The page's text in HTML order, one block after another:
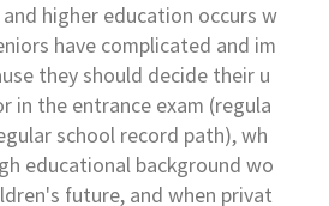
higher education occurs w
have complicated and im
they should decide their u
in the entrance exam (regula
school record path), wh
educational background wo
future, and when privat